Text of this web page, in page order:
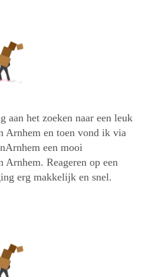
aan het zoeken naar een leuk
Arnhem en toen vond ik via
een mooi
Arnhem. Reageren op een
erg makkelijk en snel.